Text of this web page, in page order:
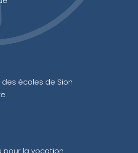
écoles de Sion